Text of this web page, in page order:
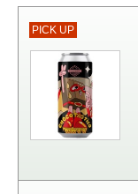
PICK UP